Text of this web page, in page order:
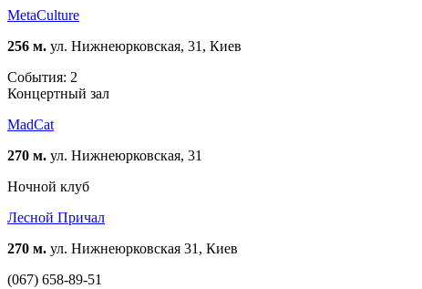
MetaCulture
256 м. ул. Нижнеюрковская, 31, Киев
События: 2
Концертный зал
MadCat
270 м. ул. Нижнеюрковская, 31
Ночной клуб
Лесной Причал
270 м. ул. Нижнеюрковская 31, Киев
(067) 658-89-51